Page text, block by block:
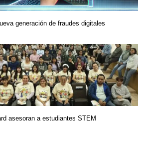
generación de fraudes digitales
asesoran a estudiantes STEM